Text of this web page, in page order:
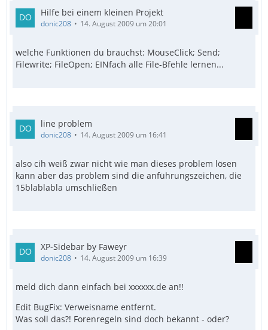
Hilfe bei einem kleinen Projekt
donic208 14. August 2009 um 20:01
welche Funktionen du brauchst: MouseClick; Send;
Filewrite; FileOpen; EINfach alle File-Bfehle lernen...
line problem
donic208 14. August 2009 um 16:41
also cih weiß zwar nicht wie man dieses problem lösen
kann aber das problem sind die anführungszeichen, die
15blablabla umschließen
XP-Sidebar by Faweyr
donic208 14. August 2009 um 16:39
meld dich dann einfach bei xxxxxx.de an!!
Edit BugFix: Verweisname entfernt.
Was soll das?! Forenregeln sind doch bekannt - oder?